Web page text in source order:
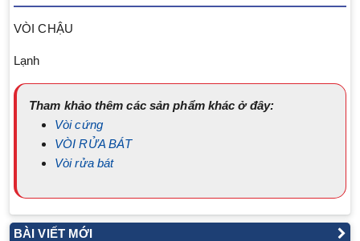
VÒI CHẬU
Lạnh
Tham khảo thêm các sản phẩm khác ở đây:
Vòi cứng
VÒI RỬA BÁT
Vòi rửa bát
BÀI VIẾT MỚI